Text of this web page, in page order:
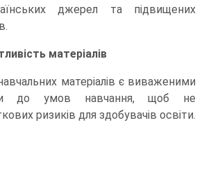
джерел та підвищених
матеріалів
матеріалів є виваженими
до умов навчання, щоб не
ризиків для здобувачів освіти.